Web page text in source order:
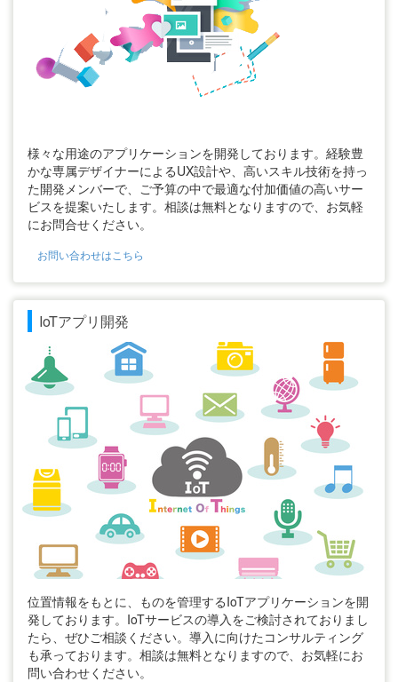
様々な用途のアプリケーションを開発しております。経験豊
かな専属デザイナーによるUX設計や、高いスキル技術を持っ
た開発メンバーで、ご予算の中で最適な付加価値の高いサー
ビスを提案いたします。相談は無料となりますので、お気軽
にお問合せください。
お問い合わせはこちら
IoTアプリ開発
位置情報をもとに、ものを管理するIoTアプリケーションを開
発しております。IoTサービスの導入をご検討されておりまし
たら、ぜひご相談ください。導入に向けたコンサルティング
も承っております。相談は無料となりますので、お気軽にお
問い合わせください。